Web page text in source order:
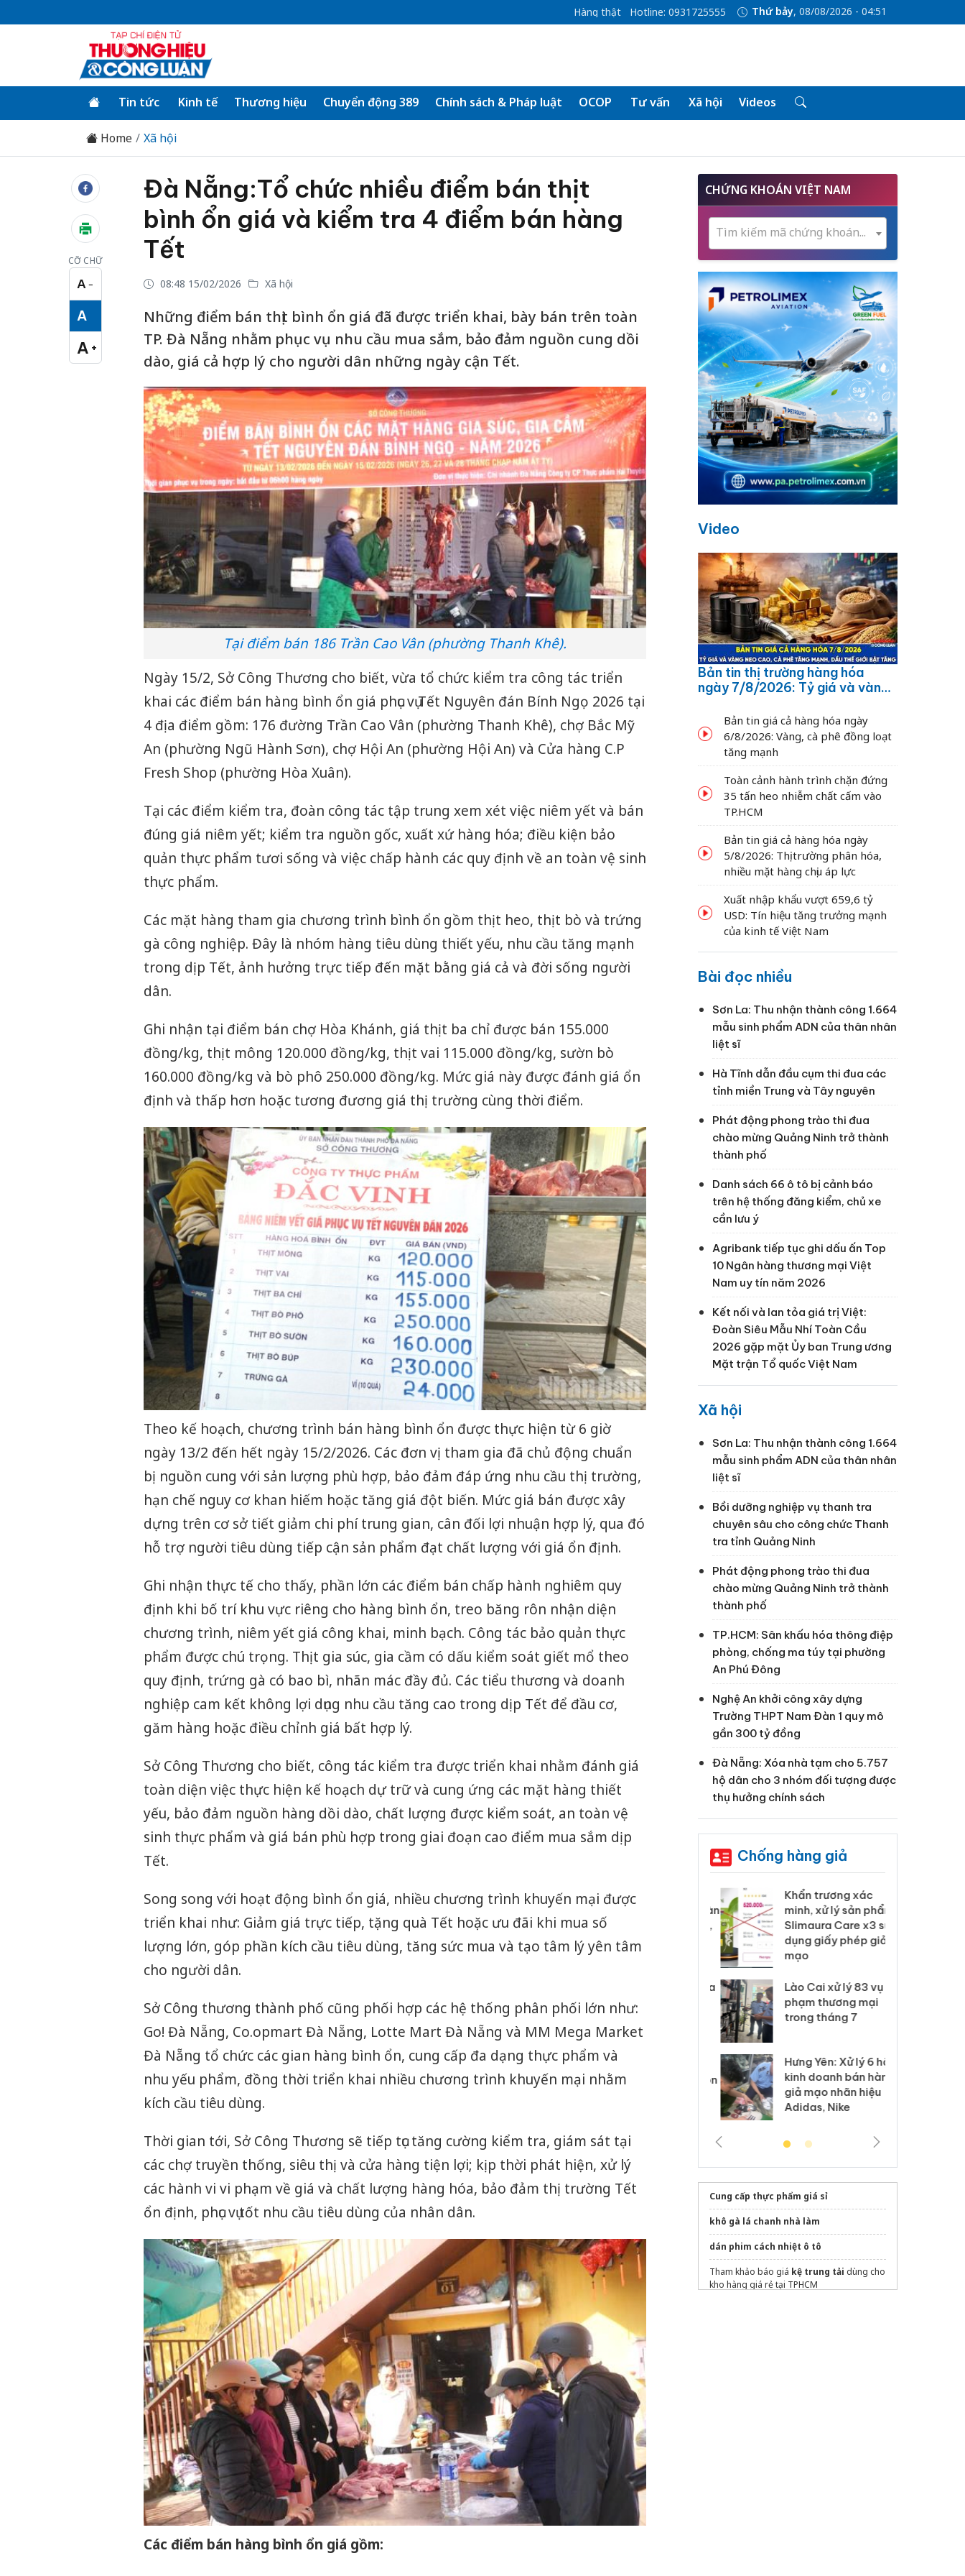
Hàng thật Hotline: 0931725555 Thứ bảy, 08/08/2026 - 04:52
Tin tức Kinh tế Thương hiệu Chuyển động 389 Chính sách & Pháp luật OCOP Tư vấn Xã hội Videos
Home Xã hội
CỠ CHỮ
A −
Cỡ chữ nhỏ
A
Cỡ chữ vừa
A +
Cỡ chữ lớn
Đà Nẵng:Tổ chức nhiều điểm bán thịt
bình ổn giá và kiểm tra 4 điểm bán hàng
Tết
08:48 15/02/2026 Xã hội
Những điểm bán thịt bình ổn giá đã được triển khai, bày bán trên toàn
TP. Đà Nẵng nhằm phục vụ nhu cầu mua sắm, bảo đảm nguồn cung dồi
dào, giá cả hợp lý cho người dân những ngày cận Tết.
Tại điểm bán 186 Trần Cao Vân (phường Thanh Khê).
Ngày 15/2, Sở Công Thương cho biết, vừa tổ chức kiểm tra công tác triển
khai các điểm bán hàng bình ổn giá phục vụ Tết Nguyên đán Bính Ngọ 2026 tại
4 địa điểm gồm: 176 đường Trần Cao Vân (phường Thanh Khê), chợ Bắc Mỹ
An (phường Ngũ Hành Sơn), chợ Hội An (phường Hội An) và Cửa hàng C.P
Fresh Shop (phường Hòa Xuân).
Tại các điểm kiểm tra, đoàn công tác tập trung xem xét việc niêm yết và bán
đúng giá niêm yết; kiểm tra nguồn gốc, xuất xứ hàng hóa; điều kiện bảo
quản thực phẩm tươi sống và việc chấp hành các quy định về an toàn vệ sinh
thực phẩm.
Các mặt hàng tham gia chương trình bình ổn gồm thịt heo, thịt bò và trứng
gà công nghiệp. Đây là nhóm hàng tiêu dùng thiết yếu, nhu cầu tăng mạnh
trong dịp Tết, ảnh hưởng trực tiếp đến mặt bằng giá cả và đời sống người
dân.
Ghi nhận tại điểm bán chợ Hòa Khánh, giá thịt ba chỉ được bán 155.000
đồng/kg, thịt mông 120.000 đồng/kg, thịt vai 115.000 đồng/kg, sườn bò
160.000 đồng/kg và bò phô 250.000 đồng/kg. Mức giá này được đánh giá ổn
định và thấp hơn hoặc tương đương giá thị trường cùng thời điểm.
Theo kế hoạch, chương trình bán hàng bình ổn được thực hiện từ 6 giờ
ngày 13/2 đến hết ngày 15/2/2026. Các đơn vị tham gia đã chủ động chuẩn
bị nguồn cung với sản lượng phù hợp, bảo đảm đáp ứng nhu cầu thị trường,
hạn chế nguy cơ khan hiếm hoặc tăng giá đột biến. Mức giá bán được xây
dựng trên cơ sở tiết giảm chi phí trung gian, cân đối lợi nhuận hợp lý, qua đó
hỗ trợ người tiêu dùng tiếp cận sản phẩm đạt chất lượng với giá ổn định.
Ghi nhận thực tế cho thấy, phần lớn các điểm bán chấp hành nghiêm quy
định khi bố trí khu vực riêng cho hàng bình ổn, treo băng rôn nhận diện
chương trình, niêm yết giá công khai, minh bạch. Công tác bảo quản thực
phẩm được chú trọng. Thịt gia súc, gia cầm có dấu kiểm soát giết mổ theo
quy định, trứng gà có bao bì, nhãn mác đầy đủ. Các tiểu thương và doanh
nghiệp cam kết không lợi dụng nhu cầu tăng cao trong dịp Tết để đầu cơ,
găm hàng hoặc điều chỉnh giá bất hợp lý.
Sở Công Thương cho biết, công tác kiểm tra được triển khai nhằm đánh giá
toàn diện việc thực hiện kế hoạch dự trữ và cung ứng các mặt hàng thiết
yếu, bảo đảm nguồn hàng dồi dào, chất lượng được kiểm soát, an toàn vệ
sinh thực phẩm và giá bán phù hợp trong giai đoạn cao điểm mua sắm dịp
Tết.
Song song với hoạt động bình ổn giá, nhiều chương trình khuyến mại được
triển khai như: Giảm giá trực tiếp, tặng quà Tết hoặc ưu đãi khi mua số
lượng lớn, góp phần kích cầu tiêu dùng, tăng sức mua và tạo tâm lý yên tâm
cho người dân.
Sở Công thương thành phố cũng phối hợp các hệ thống phân phối lớn như:
Go! Đà Nẵng, Co.opmart Đà Nẵng, Lotte Mart Đà Nẵng và MM Mega Market
Đà Nẵng tổ chức các gian hàng bình ổn, cung cấp đa dạng thực phẩm và
nhu yếu phẩm, đồng thời triển khai nhiều chương trình khuyến mại nhằm
kích cầu tiêu dùng.
Thời gian tới, Sở Công Thương sẽ tiếp tục tăng cường kiểm tra, giám sát tại
các chợ truyền thống, siêu thị và cửa hàng tiện lợi; kịp thời phát hiện, xử lý
các hành vi vi phạm về giá và chất lượng hàng hóa, bảo đảm thị trường Tết
ổn định, phục vụ tốt nhu cầu tiêu dùng của nhân dân.
Các điểm bán hàng bình ổn giá gồm:
CHỨNG KHOÁN VIỆT NAM
Tìm kiếm mã chứng khoán...
Video
Bản tin thị trường hàng hóa
ngày 7/8/2026: Tỷ giá và vàng
dầu thế giới bật tăng
Bản tin giá cả hàng hóa ngày
6/8/2026: Vàng, cà phê đồng loạt
tăng mạnh
Toàn cảnh hành trình chặn đứng
35 tấn heo nhiễm chất cấm vào
TP.HCM
Bản tin giá cả hàng hóa ngày
5/8/2026: Thị trường phân hóa,
nhiều mặt hàng chịu áp lực
Xuất nhập khẩu vượt 659,6 tỷ
USD: Tín hiệu tăng trưởng mạnh
của kinh tế Việt Nam
Bài đọc nhiều
Sơn La: Thu nhận thành công 1.664
mẫu sinh phẩm ADN của thân nhân
liệt sĩ
Hà Tĩnh dẫn đầu cụm thi đua các
tỉnh miền Trung và Tây nguyên
Phát động phong trào thi đua
chào mừng Quảng Ninh trở thành
thành phố
Danh sách 66 ô tô bị cảnh báo
trên hệ thống đăng kiểm, chủ xe
cần lưu ý
Agribank tiếp tục ghi dấu ấn Top
10 Ngân hàng thương mại Việt
Nam uy tín năm 2026
Kết nối và lan tỏa giá trị Việt:
Đoàn Siêu Mẫu Nhí Toàn Cầu
2026 gặp mặt Ủy ban Trung ương
Mặt trận Tổ quốc Việt Nam
Xã hội
Sơn La: Thu nhận thành công 1.664
mẫu sinh phẩm ADN của thân nhân
liệt sĩ
Bồi dưỡng nghiệp vụ thanh tra
chuyên sâu cho công chức Thanh
tra tỉnh Quảng Ninh
Phát động phong trào thi đua
chào mừng Quảng Ninh trở thành
thành phố
TP.HCM: Sân khấu hóa thông điệp
phòng, chống ma túy tại phường
An Phú Đông
Nghệ An khởi công xây dựng
Trường THPT Nam Đàn 1 quy mô
gần 300 tỷ đồng
Đà Nẵng: Xóa nhà tạm cho 5.757
hộ dân cho 3 nhóm đối tượng được
thụ hưởng chính sách
Chống hàng giả
Cà Mau: Tiêu hủy
công khai hàng ngàn
sản phẩm nhập lậu,
bảo vệ môi trường
kinh doanh
tìm bị hại trong vụ
án sản xuất, buôn
bán yến sào giả
Thanh Hóa: Tìm bị
hại trong vụ án buôn
Khẩn trương xác
minh, xử lý sản phẩm
Slimaura Care x3 sử
dụng giấy phép giả
mạo
Lào Cai xử lý 83 vụ vi
phạm thương mại
trong tháng 7
Hưng Yên: Xử lý 6 hộ
kinh doanh bán hàng
giả mạo nhãn hiệu
Adidas, Nike
Cung cấp thực phẩm giá sỉ
khô gà lá chanh nhà làm
dán phim cách nhiệt ô tô
Tham khảo báo giá kệ trung tải dùng cho
kho hàng giá rẻ tại TPHCM